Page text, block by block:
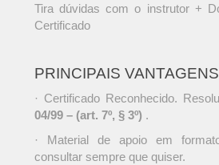
Tira dúvidas com o instrutor +
Certificado
PRINCIPAIS VANTAGENS
· Certificado Reconhecido.
04/99 – (art. 7º, § 3º) .
· Material de apoio em
consultar sempre que quiser.